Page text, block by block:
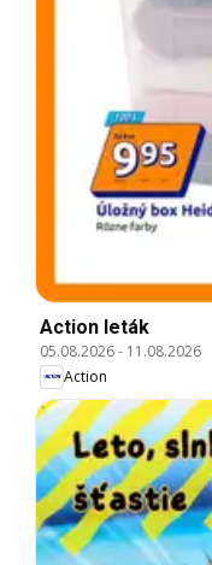
Action leták
05.08.2026- 11.08.2026
Action